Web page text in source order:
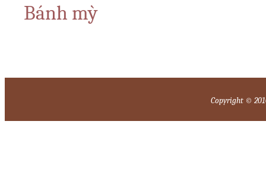
Bánh mỳ
Copyright ©